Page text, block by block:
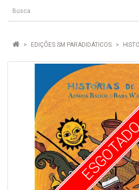
EDIÇÕES SM PARADIDÁTICOS